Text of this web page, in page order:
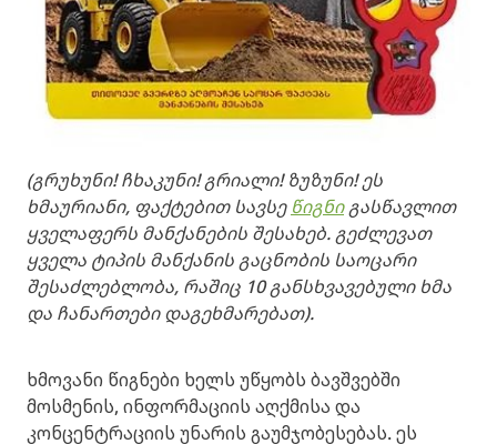
(გრუხუნი! ჩხაკუნი! გრიალი! ზუზუნი! ეს
ხმაურიანი, ფაქტებით სავსე წიგნიგასწავლით
ყველაფერს მანქანების შესახებ. გეძლევათ
ყველა ტიპის მანქანის გაცნობის საოცარი
შესაძლებლობა, რაშიც 10 განსხვავებული ხმა
და ჩანართები დაგეხმარებათ).
ხმოვანი წიგნები ხელს უწყობს ბავშვებში
მოსმენის, ინფორმაციის აღქმისა და
კონცენტრაციის უნარის გაუმჯობესებას. ეს